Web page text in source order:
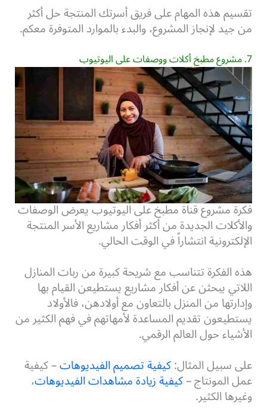
تقسيم هذه المهام على فريق أسرتك المنتجة حل أكثر
من جيد لإنجاز المشروع، والبدء بالموارد المتوفرة معكم.
7. مشروع مطبخ أكلات ووصفات على اليوتيوب
فكرة مشروع قناة مطبخ على اليوتيوب يعرض الوصفات
والأكلات الجديدة من أكثر أفكار مشاريع الأسر المنتجة
الإلكترونية انتشاراً في الوقت الحالي.
هذه الفكرة تتناسب مع شريحة كبيرة من ربات المنازل
اللاتي يبحثن عن أفكار مشاريع يستطيعن القيام بها
وإدارتها من المنزل بالتعاون مع أولادهن، فالأولاد
يستطيعون تقديم المساعدة لأمهاتهم في فهم الكثير من
الأشياء حول العالم الرقمي.
على سبيل المثال:كيفية تصميم الفيديوهات– كيفية
عمل المونتاج –كيفية زيادة مشاهدات الفيديوهات،
وغيرها الكثير.